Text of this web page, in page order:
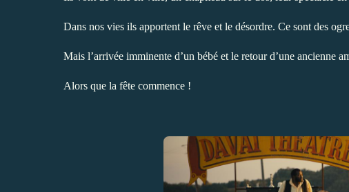
Dans nos vies ils apportent le rêve et le désordre. Ce sont des
Mais l’arrivée imminente d’un bébé et le retour d’une ancienne
Alors que la fête commence !